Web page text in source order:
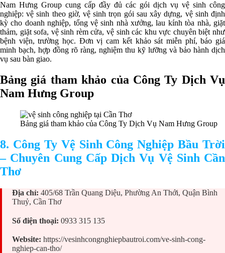
Nam Hưng Group cung cấp đầy đủ các gói dịch vụ vệ sinh công
nghiệp: vệ sinh theo giờ, vệ sinh trọn gói sau xây dựng, vệ sinh định
kỳ cho doanh nghiệp, tổng vệ sinh nhà xưởng, lau kính tòa nhà, giặt
thảm, giặt sofa, vệ sinh rèm cửa, vệ sinh các khu vực chuyên biệt như
bệnh viện, trường học. Đơn vị cam kết khảo sát miễn phí, báo giá
minh bạch, hợp đồng rõ ràng, nghiệm thu kỹ lưỡng và bảo hành dịch
vụ sau bàn giao.
Bảng giá tham khảo của Công Ty Dịch Vụ
Nam Hưng Group
Bảng giá tham khảo của Công Ty Dịch Vụ Nam Hưng Group
8. Công Ty Vệ Sinh Công Nghiệp Bầu Trời
– Chuyên Cung Cấp Dịch Vụ Vệ Sinh Cần
Thơ
Địa chỉ: 405/68 Trần Quang Diệu, Phường An Thới, Quận Bình
Thuỷ, Cần Thơ
Số điện thoại: 0933 315 135
Website: https://vesinhcongnghiepbautroi.com/ve-sinh-cong-
nghiep-can-tho/